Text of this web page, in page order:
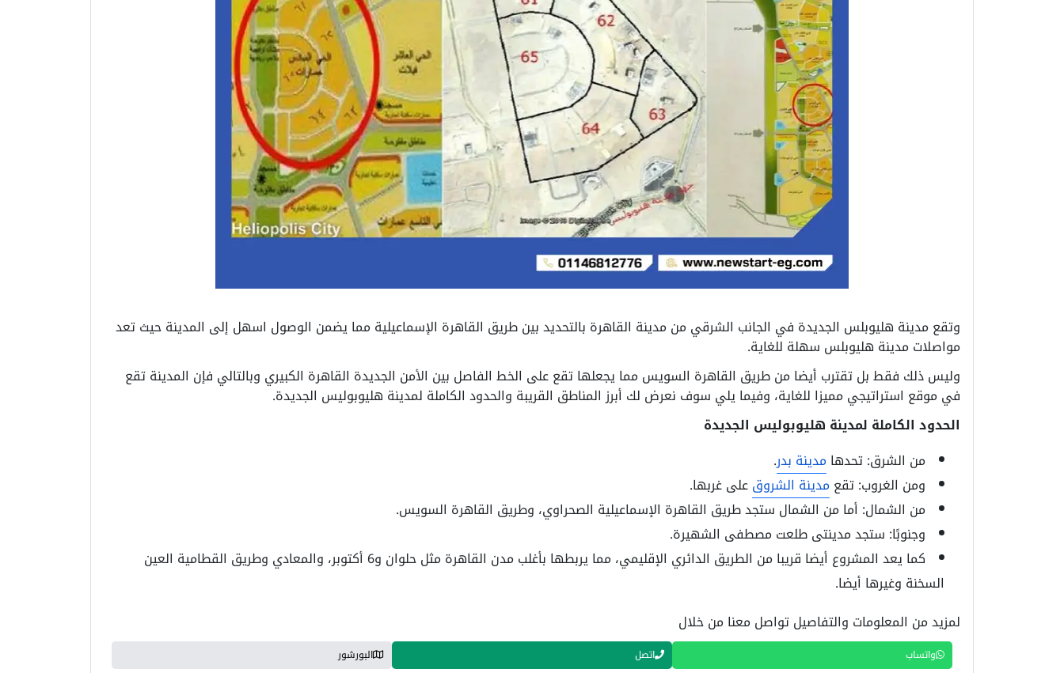
وتقع مدينة هليوبلس الجديدة في الجانب الشرقي من مدينة القاهرة بالتحديد بين طريق القاهرة الإسماعيلية مما يضمن الوصول اسهل إلى المدينة حيث تعد
مواصلات مدينة هليوبلس سهلة للغاية.
وليس ذلك فقط بل تقترب أيضا من طريق القاهرة السويس مما يجعلها تقع على الخط الفاصل بين الأمن الجديدة القاهرة الكبيري وبالتالي فإن المدينة تقع
في موقع استراتيجي مميزا للغاية، وفيما يلي سوف نعرض لك أبرز المناطق القريبة والحدود الكاملة لمدينة هليوبوليس الجديدة.
الحدود الكاملة لمدينة هليوبوليس الجديدة
من الشرق: تحدها مدينة بدر.
ومن الغروب: تقع مدينة الشروقعلى غربها.
من الشمال: أما من الشمال ستجد طريق القاهرة الإسماعيلية الصحراوي، وطريق القاهرة السويس.
وجنوبًا: ستجد مدينتى طلعت مصطفى الشهيرة.
كما يعد المشروع أيضا قريبا من الطريق الدائري الإقليمي، مما يربطها بأغلب مدن القاهرة مثل حلوان و6 أكتوبر، والمعادي وطريق القطامية العين
السخنة وغيرها أيضا.
لمزيد من المعلومات والتفاصيل تواصل معنا من خلال
واتساب اتصل البورشور